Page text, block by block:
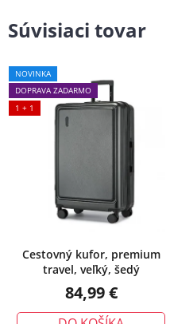
Súvisiaci tovar
NOVINKA
DOPRAVA ZADARMO
1 + 1
Cestovný kufor, premium
travel, veľký, šedý
84,99 €